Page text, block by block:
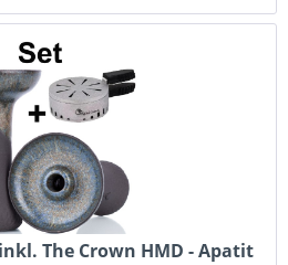
The Crown HMD - Apatit